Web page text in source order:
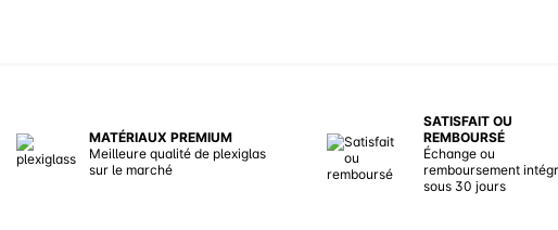
MATÉRIAUX PREMIUM
Meilleure qualité de plexiglas
sur le marché
SATISFAIT OU
REMBOURSÉ
Échange ou
remboursement
sous 30 jours